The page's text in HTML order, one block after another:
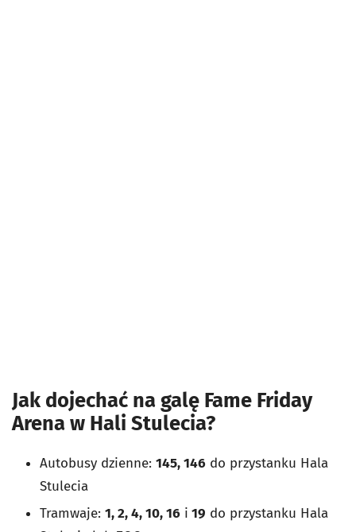
Jak dojechać na galę Fame Friday
Arena w Hali Stulecia?
Autobusy dzienne: 145, 146 do przystanku Hala
Stulecia
Tramwaje: 1, 2, 4, 10, 16 i 19 do przystanku Hala